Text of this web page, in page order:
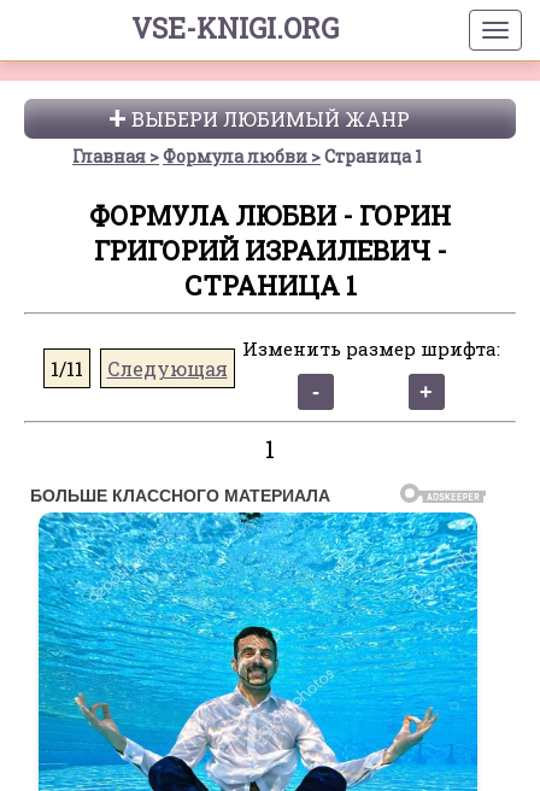
VSE-KNIGI.ORG
ВЫБЕРИ ЛЮБИМЫЙ ЖАНР
Главная Формула любви Страница 1
ФОРМУЛА ЛЮБВИ - ГОРИН
ГРИГОРИЙ ИЗРАИЛЕВИЧ -
СТРАНИЦА 1
1/11 Следующая
Изменить размер шрифта:
1